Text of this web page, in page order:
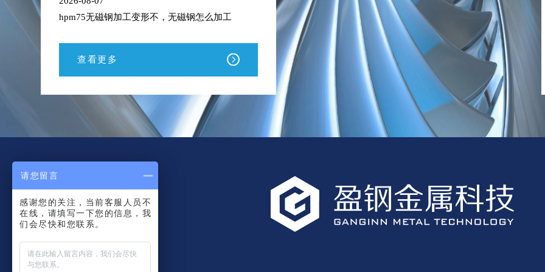
hpm75无磁钢加工变形不，无磁钢怎么加工
查看更多
请您留言
感谢您的关注，当前客服人员不
在线，请填写一下您的信息，我
们会尽快和您联系。